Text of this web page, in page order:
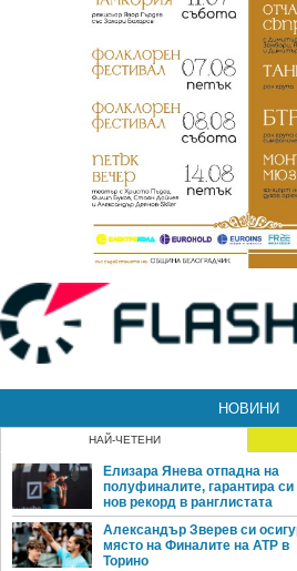
НОВИНИ
НАЙ-ЧЕТЕНИ
Елизара Янева отпадна на
полуфиналите, гарантира си
нов рекорд в ранглистата
Александър Зверев си
място на Финалите на ATP в
Торино